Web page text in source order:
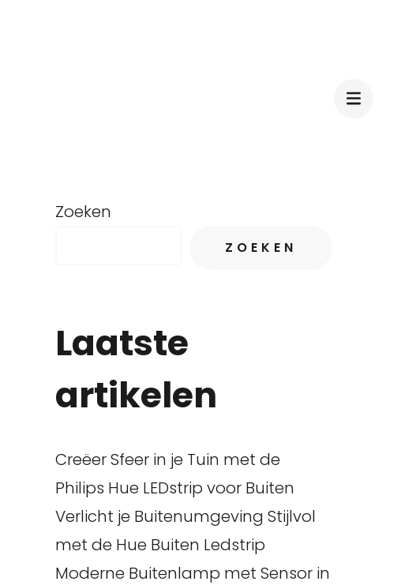
Zoeken
ZOEKEN
Laatste
artikelen
Creëer Sfeer in je Tuin met de
Philips Hue LEDstrip voor Buiten
Verlicht je Buitenumgeving Stijlvol
met de Hue Buiten Ledstrip
Moderne Buitenlamp met Sensor in